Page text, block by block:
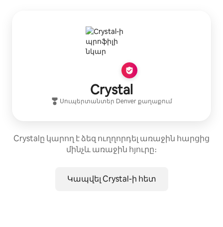
Crystal
Սուպերտանտեր Denver քաղաքում
Crystalը կարող է ձեզ ուղղորդել առաջին հարցից
մինչև առաջին հյուրը։
Կապվել Crystal-ի հետ